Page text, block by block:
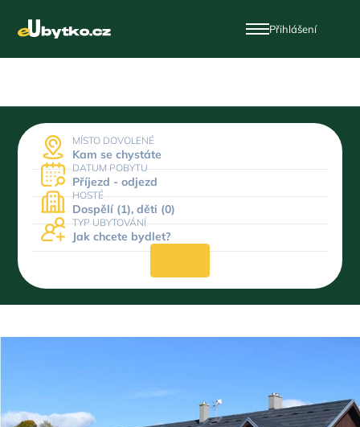
Přihlášení
MÍSTO DOVOLENÉ
Kam se chystáte
DATUM POBYTU
Příjezd - odjezd
HOSTÉ
Dospělí (1), děti (0)
TYP UBYTOVÁNÍ
Jak chcete bydlet?